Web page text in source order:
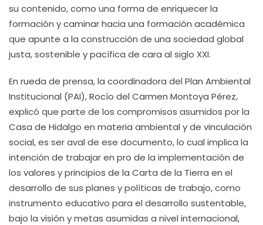
su contenido, como una forma de enriquecer la
formación y caminar hacia una formación académica
que apunte a la construcción de una sociedad global
justa, sostenible y pacífica de cara al siglo XXI.
En rueda de prensa, la coordinadora del Plan Ambiental
Institucional (PAI), Rocío del Carmen Montoya Pérez,
explicó que parte de los compromisos asumidos por la
Casa de Hidalgo en materia ambiental y de vinculación
social, es ser aval de ese documento, lo cual implica la
intención de trabajar en pro de la implementación de
los valores y principios de la Carta de la Tierra en el
desarrollo de sus planes y políticas de trabajo, como
instrumento educativo para el desarrollo sustentable,
bajo la visión y metas asumidas a nivel internacional,